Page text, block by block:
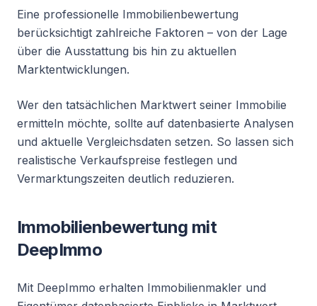
Eine professionelle Immobilienbewertung
berücksichtigt zahlreiche Faktoren – von der Lage
über die Ausstattung bis hin zu aktuellen
Marktentwicklungen.
Wer den tatsächlichen Marktwert seiner Immobilie
ermitteln möchte, sollte auf datenbasierte Analysen
und aktuelle Vergleichsdaten setzen. So lassen sich
realistische Verkaufspreise festlegen und
Vermarktungszeiten deutlich reduzieren.
Immobilienbewertung mit
DeepImmo
Mit DeepImmo erhalten Immobilienmakler und